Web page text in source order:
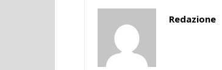
Redazione